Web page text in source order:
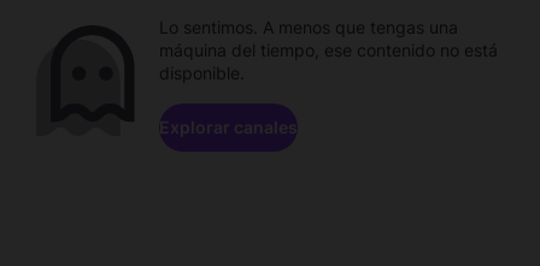
Lo sentimos. A menos que tengas una
máquina del tiempo, ese contenido no está
disponible.
Explorar canales